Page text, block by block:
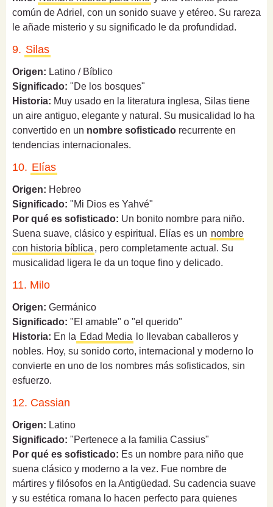
común de Adriel, con un sonido suave y etéreo. Su rareza
le añade misterio y su significado le da profundidad.
9. Silas
Origen: Latino / Bíblico
Significado: "De los bosques"
Historia: Muy usado en la literatura inglesa, Silas tiene
un aire antiguo, elegante y natural. Su musicalidad lo ha
convertido en un nombre sofisticado recurrente en
tendencias internacionales.
10. Elías
Origen: Hebreo
Significado: "Mi Dios es Yahvé"
Por qué es sofisticado: Un bonito nombre para niño.
Suena suave, clásico y espiritual. Elías es un nombre
con historia bíblica , pero completamente actual. Su
musicalidad ligera le da un toque fino y delicado.
11. Milo
Origen: Germánico
Significado: "El amable" o "el querido"
Historia: En la Edad Media
lo llevaban caballeros y
nobles. Hoy, su sonido corto, internacional y moderno lo
convierte en uno de los nombres más sofisticados, sin
esfuerzo.
12. Cassian
Origen: Latino
Significado: "Pertenece a la familia Cassius"
Por qué es sofisticado: Es un nombre para niño que
suena clásico y moderno a la vez. Fue nombre de
mártires y filósofos en la Antigüedad. Su cadencia suave
y su estética romana lo hacen perfecto para quienes